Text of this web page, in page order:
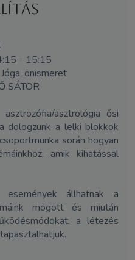
- 15:15
önismeret
SÁTOR
asztrológia ősi
dologzunk a lelki blokkok
során hogyan
amik kihatással
események állhatnak a
mögött és miután
a létezés